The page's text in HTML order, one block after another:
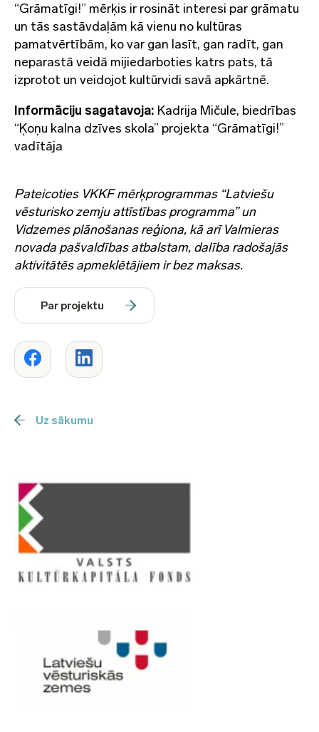
“Grāmatīgi!” mērķis ir rosināt interesi par grāmatu
un tās sastāvdaļām kā vienu no kultūras
pamatvērtībām, ko var gan lasīt, gan radīt, gan
neparastā veidā mijiedarboties katrs pats, tā
izprotot un veidojot kultūrvidi savā apkārtnē.
Informāciju sagatavoja: Kadrija Mičule, biedrības
“Ķoņu kalna dzīves skola” projekta “Grāmatīgi!”
vadītāja
Pateicoties VKKF mērķprogrammas “Latviešu
vēsturisko zemju attīstības programma” un
Vidzemes plānošanas reģiona, kā arī Valmieras
novada pašvaldības atbalstam, dalība radošajās
aktivitātēs apmeklētājiem ir bez maksas.
Par projektu
Uz sākumu